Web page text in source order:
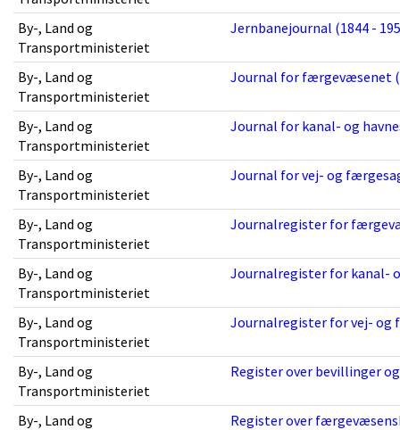
By-, Land og
Transportministeriet
Jernbanejournal (1844 -
By-, Land og
Transportministeriet
Journal for færgevæsenet
By-, Land og
Transportministeriet
Journal for kanal- og
By-, Land og
Transportministeriet
Journal for vej- og
By-, Land og
Transportministeriet
Journalregister for
By-, Land og
Transportministeriet
Journalregister for kanal-
By-, Land og
Transportministeriet
Journalregister for vej- og
By-, Land og
Transportministeriet
Register over bevillinger
By-, Land og
Register over